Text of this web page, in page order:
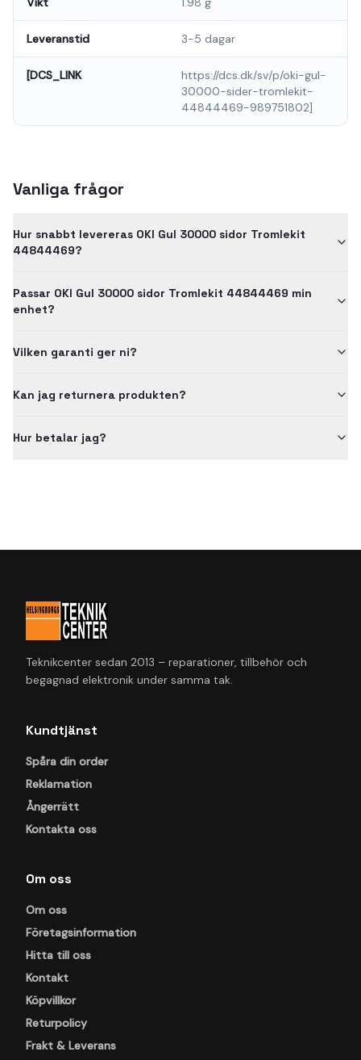
Leveranstid 3-5 dagar
[DCS_LINK
https://dcs.dk/sv/p/oki-gul-
30000-sider-tromlekit-
44844469-989751802]
Vanliga frågor
Hur snabbt levereras OKI Gul 30000 sidor Tromlekit
44844469?
Passar OKI Gul 30000 sidor Tromlekit 44844469 min
enhet?
Vilken garanti ger ni?
Kan jag returnera produkten?
Hur betalar jag?
Teknikcenter sedan 2013 – reparationer, tillbehör och
begagnad elektronik under samma tak.
Kundtjänst
Spåra din order
Reklamation
Ångerrätt
Kontakta oss
Om oss
Om oss
Företagsinformation
Hitta till oss
Kontakt
Köpvillkor
Returpolicy
Frakt & Leverans